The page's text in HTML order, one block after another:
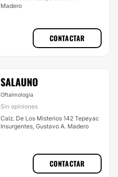
Madero
CONTACTAR
SALAUNO
Oftalmología
Sin opiniones
Calz. De Los Misterios 142 Tepeyac
Insurgentes, Gustavo A. Madero
CONTACTAR